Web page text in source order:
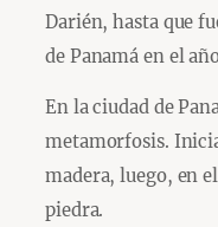
Darién, hasta que
de Panamá en el
En la ciudad de
metamorfosis.
madera, luego, en
piedra.